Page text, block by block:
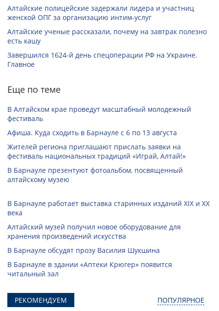
Алтайские полицейские задержали лидера и участниц
женской ОПГ за организацию интим-услуг
Алтайские ученые рассказали, почему на завтрак полезно
есть кашу
Завершился 1624-й день спецоперации РФ на Украине.
Главное
Еще по теме
В Алтайском крае проведут масштабный молодежный
фестиваль
Афиша. Куда сходить в Барнауле с 6 по 13 августа
Жителей региона приглашают прислать заявки на
фестиваль национальных традиций «Играй, Алтай!»
В Барнауле презентуют фотоальбом, посвященный
алтайскому музею
В Барнауле работает выставка старинных изданий XIX и XX
века
Алтайский музей получил новое оборудование для
хранения произведений искусства
В Барнауле обсудят прозу Василия Шукшина
В Барнауле в здании «Аптеки Крюгер» появится
читальный зал
РЕКОМЕНДУЕМ ПОПУЛЯРНОЕ